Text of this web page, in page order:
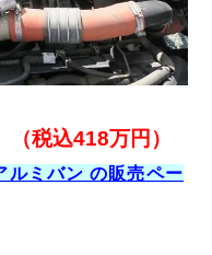
税込418万円）
ルミバン の販売ペー